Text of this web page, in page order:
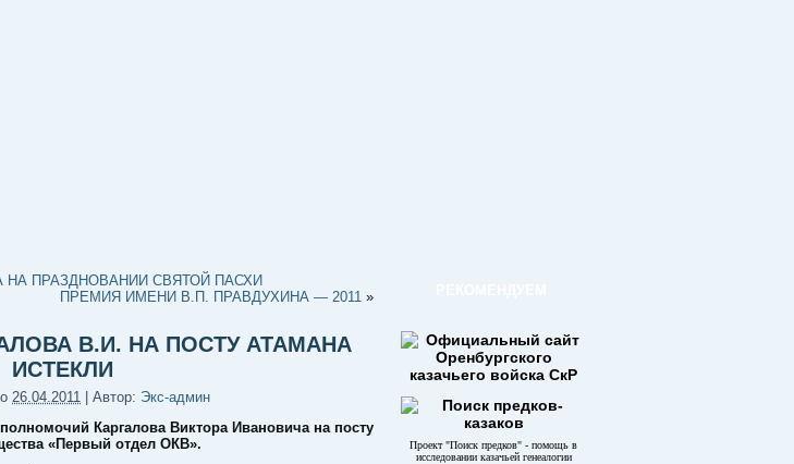
НА ПРАЗДНОВАНИИ СВЯТОЙ ПАСХИ
ПРЕМИЯ ИМЕНИ В.П. ПРАВДУХИНА — 2011 »
В.И. НА ПОСТУ АТАМАНА
ИСТЕКЛИ
26.04.2011 Автор: Экс-админ
Каргалова Виктора Ивановича на посту
«Первый отдел ОКВ».
Проект "Поиск предков" - помощь в
исследовании казачьей генеалогии